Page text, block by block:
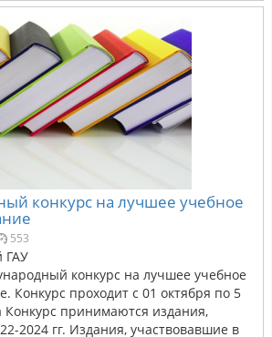
конкурс на лучшее учебное
553
ГАУ
конкурс на лучшее учебное
Конкурс проходит с 01 октября по 5
Конкурс принимаются издания,
2024 гг. Издания, участвовавшие в